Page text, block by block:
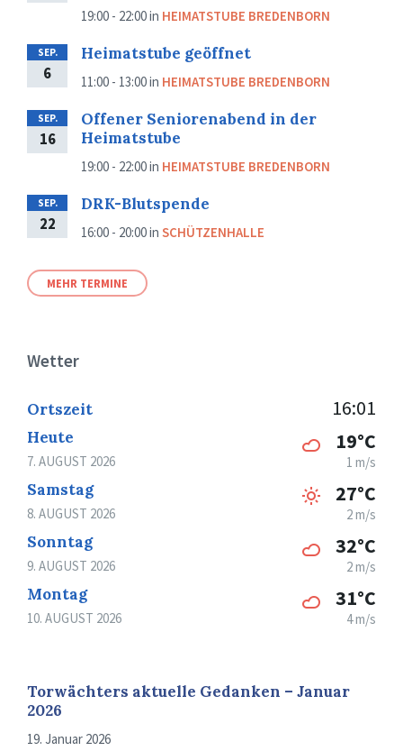
19:00 - 22:00in HEIMATSTUBE BREDENBORN
SEP.
6
Heimatstube geöffnet
11:00 - 13:00in HEIMATSTUBE BREDENBORN
SEP.
16
Offener Seniorenabend in der
Heimatstube
19:00 - 22:00in HEIMATSTUBE BREDENBORN
SEP.
22
DRK-Blutspende
16:00 - 20:00in SCHÜTZENHALLE
MEHR TERMINE
Wetter
Ortszeit 16:01
Heute
7. AUGUST 2026
19°C
1 m/s
Samstag
8. AUGUST 2026
27°C
2 m/s
Sonntag
9. AUGUST 2026
32°C
2 m/s
Montag
10. AUGUST 2026
31°C
4 m/s
Torwächters aktuelle Gedanken – Januar
2026
19. Januar 2026